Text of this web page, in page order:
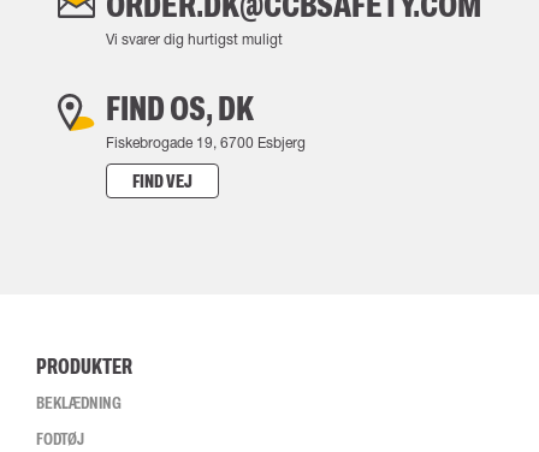
Vi svarer dig hurtigst muligt
FIND OS, DK
Fiskebrogade 19, 6700 Esbjerg
FIND VEJ
PRODUKTER
BEKLÆDNING
FODTØJ